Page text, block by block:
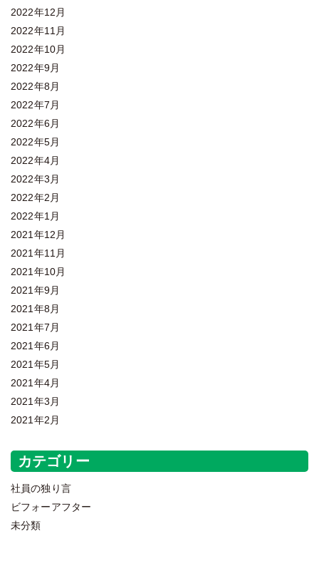
2022年12月
2022年11月
2022年10月
2022年9月
2022年8月
2022年7月
2022年6月
2022年5月
2022年4月
2022年3月
2022年2月
2022年1月
2021年12月
2021年11月
2021年10月
2021年9月
2021年8月
2021年7月
2021年6月
2021年5月
2021年4月
2021年3月
2021年2月
カテゴリー
社員の独り言
ビフォーアフター
未分類